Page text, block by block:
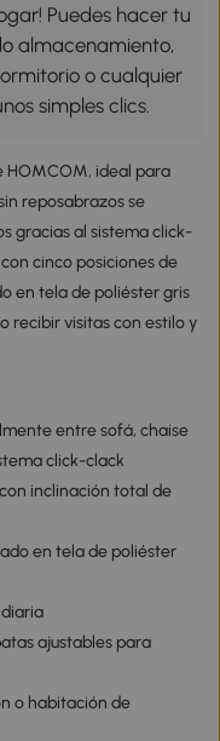
Puedes hacer tu
almacenamiento,
o cualquier
simples clics.
HOMCOM, ideal para
reposabrazos se
gracias al sistema click-
cinco posiciones de
en tela de poliéster gris
recibir visitas con estilo y
entre sofá, chaise
click-clack
inclinación total de
en tela de poliéster
ajustables para
o habitación de